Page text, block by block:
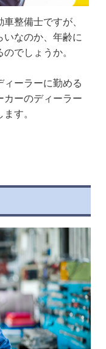
整備士ですが、
いなのか、年齢に
でしょうか。
ィーラーに勤める
カーのディーラー
す。